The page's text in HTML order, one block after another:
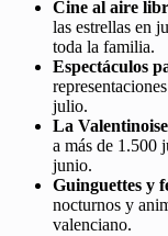
Cine al aire
las estrellas en
toda la familia.
Espectáculos
julio.
La
a más de 1.500
junio.
Guinguettes y
nocturnos y
valenciano.